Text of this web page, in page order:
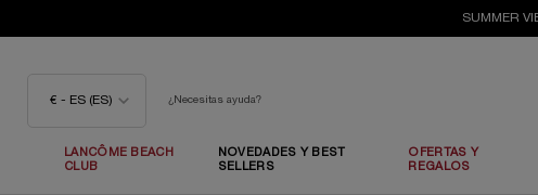
SUMMER
€ - ES (ES) ¿Necesitas ayuda?
LANCÔME BEACH
CLUB
NOVEDADES Y BEST
SELLERS
OFERTAS Y
REGALOS